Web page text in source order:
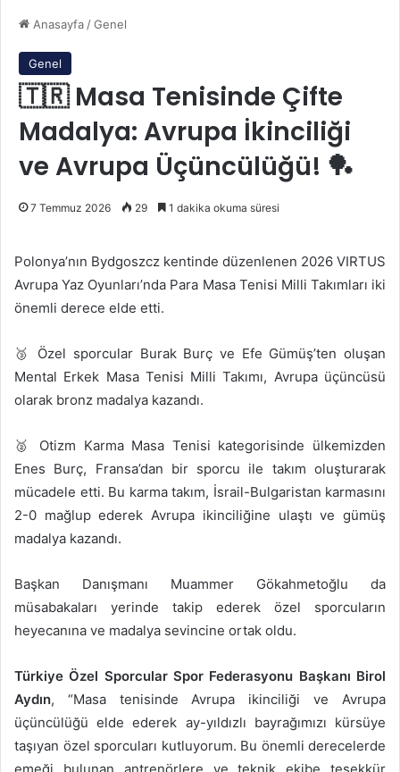
Anasayfa /Genel
Genel
🇹🇷 Masa Tenisinde Çifte
Madalya: Avrupa İkinciliği
ve Avrupa Üçüncülüğü! 🏓
7 Temmuz 2026 29 1 dakika okuma süresi
Polonya’nın Bydgoszcz kentinde düzenlenen 2026 VIRTUS
Avrupa Yaz Oyunları’nda Para Masa Tenisi Milli Takımları iki
önemli derece elde etti.
🥉 Özel sporcular Burak Burç ve Efe Gümüş’ten oluşan
Mental Erkek Masa Tenisi Milli Takımı, Avrupa üçüncüsü
olarak bronz madalya kazandı.
🥈 Otizm Karma Masa Tenisi kategorisinde ülkemizden
Enes Burç, Fransa’dan bir sporcu ile takım oluşturarak
mücadele etti. Bu karma takım, İsrail-Bulgaristan karmasını
2-0 mağlup ederek Avrupa ikinciliğine ulaştı ve gümüş
madalya kazandı.
Başkan Danışmanı Muammer Gökahmetoğlu da
müsabakaları yerinde takip ederek özel sporcuların
heyecanına ve madalya sevincine ortak oldu.
Türkiye Özel Sporcular Spor Federasyonu Başkanı Birol
Aydın, “Masa tenisinde Avrupa ikinciliği ve Avrupa
üçüncülüğü elde ederek ay-yıldızlı bayrağımızı kürsüye
taşıyan özel sporcuları kutluyorum. Bu önemli derecelerde